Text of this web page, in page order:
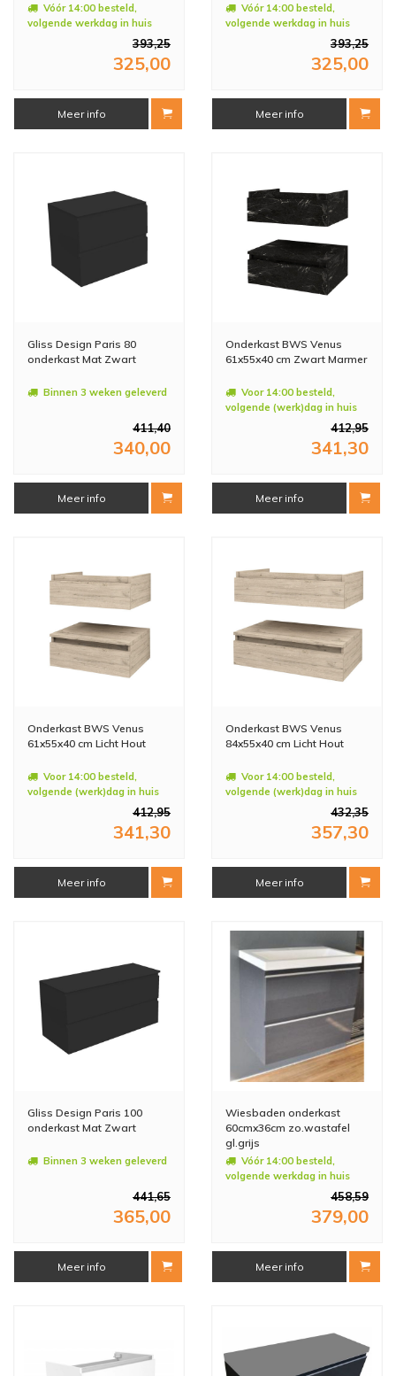
Vóór 14:00 besteld,
volgende werkdag in huis
393,25
325,00
Meer info
Vóór 14:00 besteld,
volgende werkdag in huis
393,25
325,00
Meer info
Gliss Design Paris 80
onderkast Mat Zwart
Binnen 3 weken geleverd
411,40
340,00
Meer info
Onderkast BWS Venus
61x55x40 cm Zwart Marmer
Voor 14:00 besteld,
volgende (werk)dag in huis
412,95
341,30
Meer info
Onderkast BWS Venus
61x55x40 cm Licht Hout
Voor 14:00 besteld,
volgende (werk)dag in huis
412,95
341,30
Meer info
Onderkast BWS Venus
84x55x40 cm Licht Hout
Voor 14:00 besteld,
volgende (werk)dag in huis
432,35
357,30
Meer info
Gliss Design Paris 100
onderkast Mat Zwart
Binnen 3 weken geleverd
441,65
365,00
Meer info
Wiesbaden onderkast
60cmx36cm zo.wastafel
gl.grijs
Vóór 14:00 besteld,
volgende werkdag in huis
458,59
379,00
Meer info